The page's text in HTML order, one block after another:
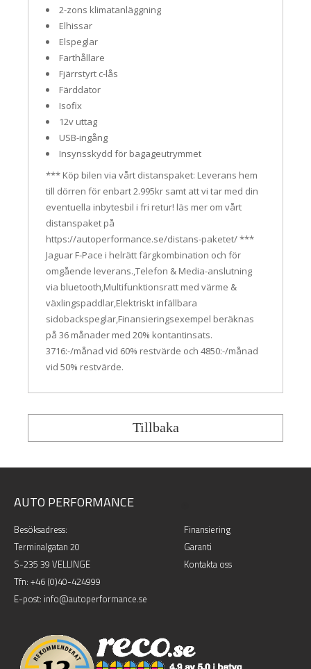
AUTO PERFORMANCE
Besöksadress:
Terminalgatan 20
S-235 39 VELLINGE
Tfn: +46 (0)40-424999
E-post: info@autoperformance.se
Finansiering
Garanti
Kontakta oss